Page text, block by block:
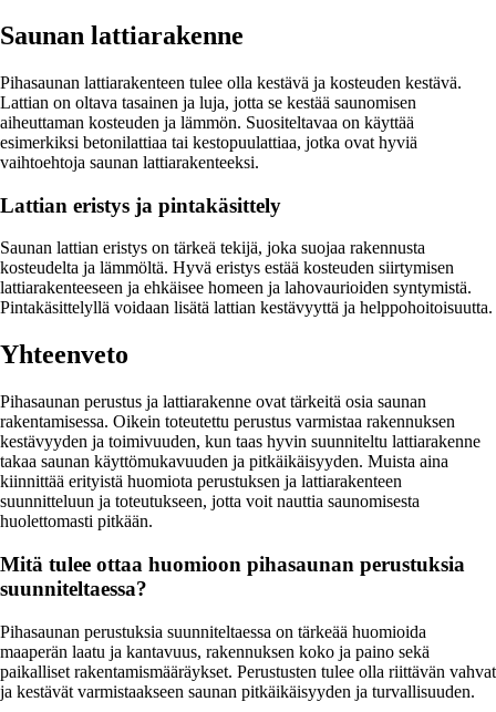
Saunan lattiarakenne
Pihasaunan lattiarakenteen tulee olla kestävä ja kosteuden kestävä.
Lattian on oltava tasainen ja luja, jotta se kestää saunomisen
aiheuttaman kosteuden ja lämmön. Suositeltavaa on käyttää
esimerkiksi betonilattiaa tai kestopuulattiaa, jotka ovat hyviä
vaihtoehtoja saunan lattiarakenteeksi.
Lattian eristys ja pintakäsittely
Saunan lattian eristys on tärkeä tekijä, joka suojaa rakennusta
kosteudelta ja lämmöltä. Hyvä eristys estää kosteuden siirtymisen
lattiarakenteeseen ja ehkäisee homeen ja lahovaurioiden syntymistä.
Pintakäsittelyllä voidaan lisätä lattian kestävyyttä ja helppohoitoisuutta.
Yhteenveto
Pihasaunan perustus ja lattiarakenne ovat tärkeitä osia saunan
rakentamisessa. Oikein toteutettu perustus varmistaa rakennuksen
kestävyyden ja toimivuuden, kun taas hyvin suunniteltu lattiarakenne
takaa saunan käyttömukavuuden ja pitkäikäisyyden. Muista aina
kiinnittää erityistä huomiota perustuksen ja lattiarakenteen
suunnitteluun ja toteutukseen, jotta voit nauttia saunomisesta
huolettomasti pitkään.
Mitä tulee ottaa huomioon pihasaunan perustuksia
suunniteltaessa?
Pihasaunan perustuksia suunniteltaessa on tärkeää huomioida
maaperän laatu ja kantavuus, rakennuksen koko ja paino sekä
paikalliset rakentamismääräykset. Perustusten tulee olla riittävän vahvat
ja kestävät varmistaakseen saunan pitkäikäisyyden ja turvallisuuden.